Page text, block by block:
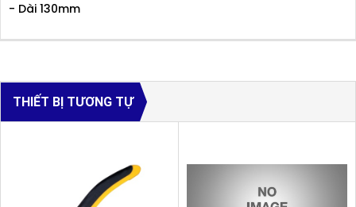
- Dài 130mm
THIẾT BỊ TƯƠNG TỰ